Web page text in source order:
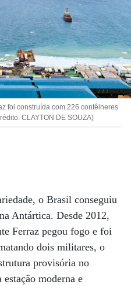
foi construída com 226 contêineres
CLAYTON DE SOUZA)
o Brasil conseguiu
Antártica. Desde 2012,
Ferraz pegou fogo e foi
dois militares, o
provisória no
moderna e